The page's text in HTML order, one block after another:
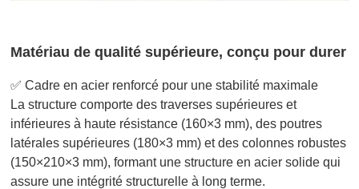
Matériau de qualité supérieure, conçu pour durer
✅ Cadre en acier renforcé pour une stabilité maximale
La structure comporte des traverses supérieures et
inférieures à haute résistance (160×3 mm), des poutres
latérales supérieures (180×3 mm) et des colonnes robustes
(150×210×3 mm), formant une structure en acier solide qui
assure une intégrité structurelle à long terme.